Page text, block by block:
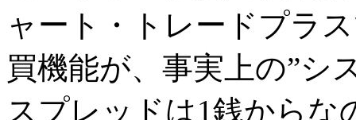
ャート・トレードプラ
買機能が、事実上の”シ
スプレッドは1銭からな